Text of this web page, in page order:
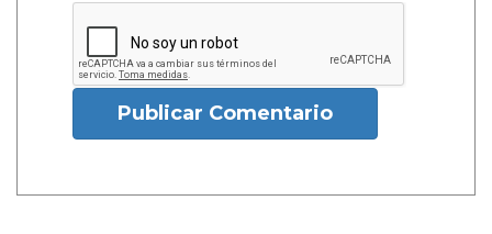
Publicar Comentario